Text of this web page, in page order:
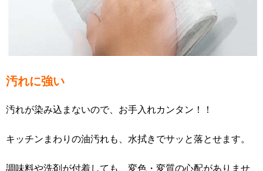
汚れに強い
汚れが染み込まないので、お手入れカンタン！！
キッチンまわりの油汚れも、水拭きでサッと落とせます。
調味料や洗剤が付着しても、変色・変質の心配がありませ